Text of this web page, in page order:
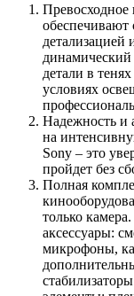
Превосходное
детализацией
динамический
детали в
условиях
Надежность и
на
Sony – это
пройдет без
Полная
только
аксессуары:
микрофоны,